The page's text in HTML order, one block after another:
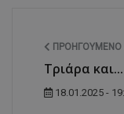
ΠΡΟΗΓΟΎΜΕΝΟ
Τριάρα
18.01.2025 -